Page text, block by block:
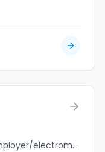
jobbank.gc.ca/browsejobs/employer/electromate+inc./ca